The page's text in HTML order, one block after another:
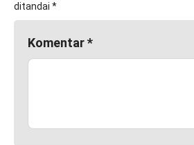
ditandai *
Komentar*